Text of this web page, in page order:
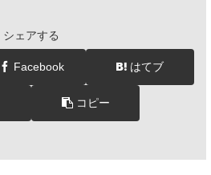
シェアする
Facebook はてブ
コピー